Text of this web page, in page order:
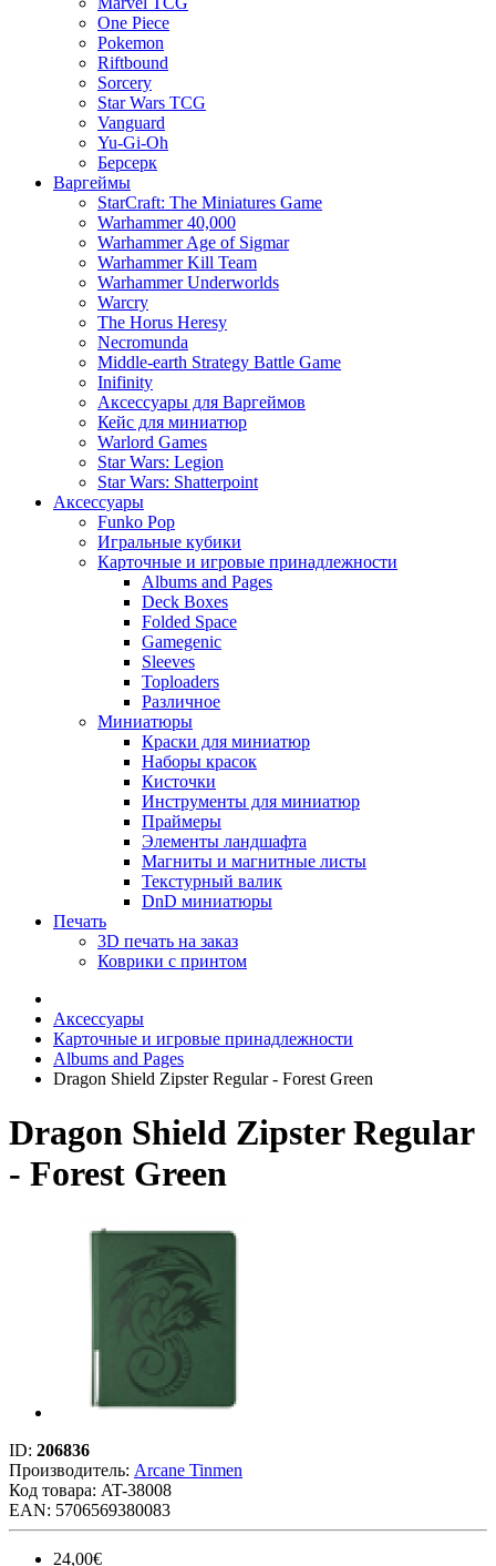
One Piece
Pokemon
Riftbound
Sorcery
Star Wars TCG
Vanguard
Yu-Gi-Oh
Берсерк
Варгеймы
StarCraft: The Miniatures Game
Warhammer 40,000
Warhammer Age of Sigmar
Warhammer Kill Team
Warhammer Underworlds
Warcry
The Horus Heresy
Necromunda
Middle-earth Strategy Battle Game
Inifinity
Аксессуары для Варгеймов
Кейс для миниатюр
Warlord Games
Star Wars: Legion
Star Wars: Shatterpoint
Аксессуары
Funko Pop
Игральные кубики
Карточные и игровые принадлежности
Albums and Pages
Deck Boxes
Folded Space
Gamegenic
Sleeves
Toploaders
Различное
Миниатюры
Краски для миниатюр
Наборы красок
Кисточки
Инструменты для миниатюр
Праймеры
Элементы ландшафта
Магниты и магнитные листы
Текстурный валик
DnD миниатюры
Печать
3D печать на заказ
Коврики с принтом
Аксессуары
Карточные и игровые принадлежности
Albums and Pages
Dragon Shield Zipster Regular - Forest Green
Dragon Shield Zipster Regular
- Forest Green
ID: 206836
Производитель: Arcane Tinmen
Код товара: AT-38008
EAN: 5706569380083
24,00€